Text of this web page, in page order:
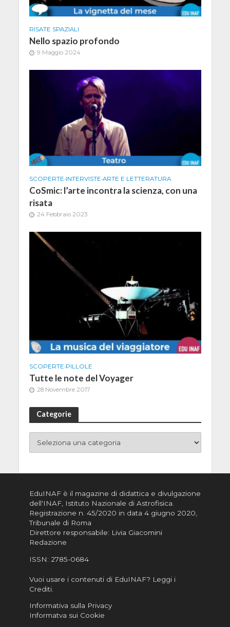
RISATE SPAZIALI
Nello spazio profondo
9 Maggio 2024
SCOPERTE•INTERVISTE•ARTE E LETTERATURA
CoSmic: l’arte incontra la scienza, con una
risata
24 Febbraio 2023
SCOPERTE•PILLOLE
Tutte le note del Voyager
28 Novembre 2017
Categorie
EduINAF è il magazine di didattica e divulgazione
dell'INAF, Istituto Nazionale di Astrofisica
Registrazione n. 45/2020 in data 4 giugno 2020,
Tribunale di Roma
Direttore responsabile: Livia Giacomini
Redazione
ISSN: 2785-0684
Vuoi usare i contenuti di EduINAF? Leggi i
Crediti.
Informativa sulla Privacy
Informatva sui Cookie